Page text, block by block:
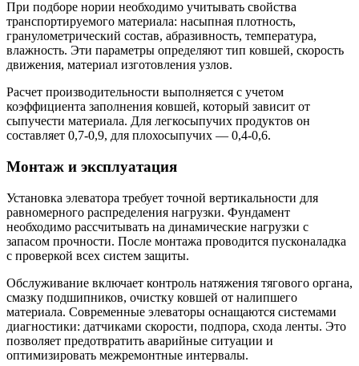
При подборе нории необходимо учитывать свойства
транспортируемого материала: насыпная плотность,
гранулометрический состав, абразивность, температура,
влажность. Эти параметры определяют тип ковшей, скорость
движения, материал изготовления узлов.
Расчет производительности выполняется с учетом
коэффициента заполнения ковшей, который зависит от
сыпучести материала. Для легкосыпучих продуктов он
составляет 0,7-0,9, для плохосыпучих — 0,4-0,6.
Монтаж и эксплуатация
Установка элеватора требует точной вертикальности для
равномерного распределения нагрузки. Фундамент
необходимо рассчитывать на динамические нагрузки с
запасом прочности. После монтажа проводится пусконаладка
с проверкой всех систем защиты.
Обслуживание включает контроль натяжения тягового органа,
смазку подшипников, очистку ковшей от налипшего
материала. Современные элеваторы оснащаются системами
диагностики: датчиками скорости, подпора, схода ленты. Это
позволяет предотвратить аварийные ситуации и
оптимизировать межремонтные интервалы.